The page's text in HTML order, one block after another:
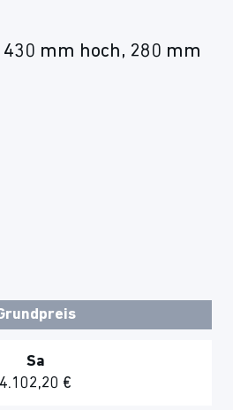
mm hoch, 280 mm
Sa
4.102,20 €